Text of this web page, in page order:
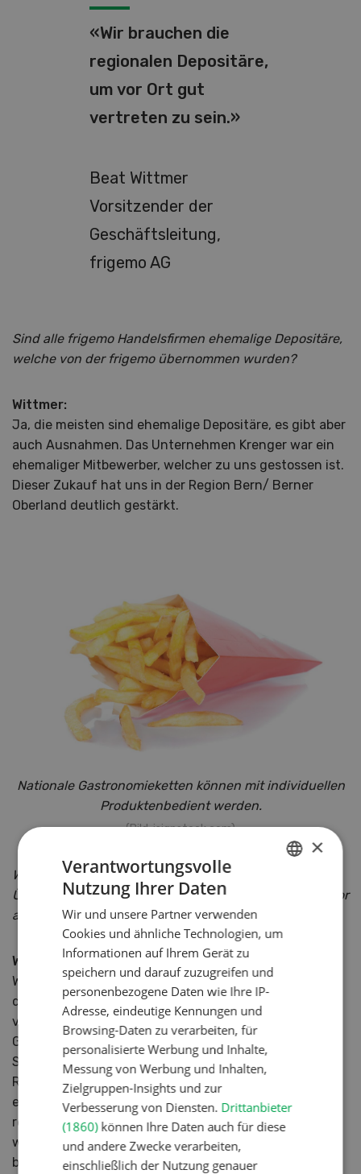
«Wir brauchen die
regionalen Depositäre,
um vor Ort gut
vertreten zu sein.»
Beat Wittmer
Vorsitzender der
Geschäftsleitung,
frigemo AG
Sind alle frigemo Handelsfirmen ehemalige Depositäre,
welche von der frigemo übernommen wurden?
Wittmer:
Ja, die meisten sind ehemalige Depositäre, es gibt aber
auch Ausnahmen. Das Unternehmen Krenger war ein
ehemaliger Mitbewerber, welcher zu uns gestossen ist.
Dieser Zukauf hat uns in der Region Bern/ Berner
Oberland deutlich gestärkt.
Nationale Gastronomieketten können mit individuellen
Produktenbedient werden.
(Bild: isignstock.com)
Welche konkreten Mehrwerte konnten durch diese
Übernahmen verzeichnet werden oder dienen diese vor
allem der Absicherung der «letzten Meile»?
Wittmer:
Wir möchten mit unseren eigenen Handelsfirmen in
den wirtschaftlich wichtigsten Gebieten der Schweiz
vertreten sein. Dadurch können wir den nationalen
Gastronomieketten ein Gesamtkonzept für die ganze
Schweiz anbieten. So ist es möglich, dass die grössten
Restaurantketten in der gesamten Schweiz zu
einheitlich vereinbarten Konditionen, direkt bei ihrem
regionalen Partner einkaufen können. Das heisst, sie
werden national durch unseren KeyAccount-Manager
betreut und können trotzdem regional einkaufen.
×
Verantwortungsvolle
Nutzung Ihrer Daten
Wir und unsere Partner verwenden
Cookies und ähnliche Technologien, um
Informationen auf Ihrem Gerät zu
speichern und darauf zuzugreifen und
personenbezogene Daten wie Ihre IP-
Adresse, eindeutige Kennungen und
Browsing-Daten zu verarbeiten, für
personalisierte Werbung und Inhalte,
Messung von Werbung und Inhalten,
Zielgruppen-Insights und zur
Verbesserung von Diensten. Drittanbieter
(1860)können Ihre Daten auch für diese
und andere Zwecke verarbeiten,
einschließlich der Nutzung genauer